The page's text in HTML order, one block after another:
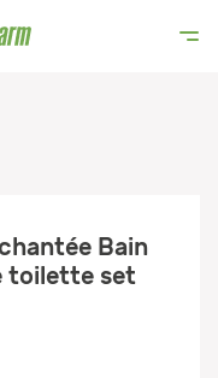
Bain
toilette set